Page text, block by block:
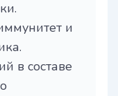
и
в составе